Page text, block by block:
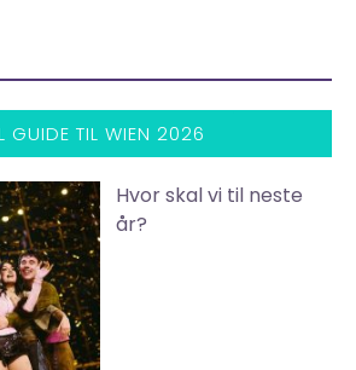
GUIDE TIL WIEN 2026
Hvor skal vi til neste
år?